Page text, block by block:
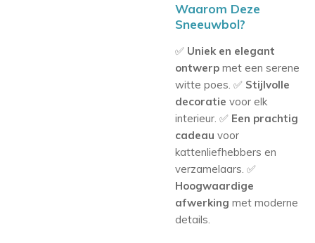
Waarom Deze
Sneeuwbol?
✅ Uniek en elegant
ontwerp met een serene
witte poes. ✅ Stijlvolle
decoratie voor elk
interieur. ✅ Een prachtig
cadeau voor
kattenliefhebbers en
verzamelaars. ✅
Hoogwaardige
afwerking met moderne
details.